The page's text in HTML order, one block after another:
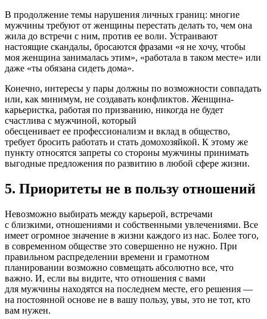
В продолжение темы нарушения личных границ: многие
мужчины требуют от женщины перестать делать то, чем она
жила до встречи с ним, против ее воли. Устраивают
настоящие скандалы, бросаются фразами «я не хочу, чтобы
моя женщина занималась этим», «работала в таком месте» или
даже «ты обязана сидеть дома».
Конечно, интересы у пары должны по возможности совпадать
или, как минимум, не создавать конфликтов. Женщина-
карьеристка, работая по призванию, никогда не будет
счастлива с мужчиной, который
обесценивает ее профессионализм и вклад в общество,
требует бросить работать и стать домохозяйкой. К этому же
пункту относятся запреты со стороны мужчины принимать
выгодные предложения по развитию в любой сфере жизни.
5. Приоритеты не в пользу отношений
Невозможно выбирать между карьерой, встречами
с близкими, отношениями и собственными увлечениями. Все
имеет огромное значение в жизни каждого из нас. Более того,
в современном обществе это совершенно не нужно. При
правильном распределении времени и грамотном
планировании возможно совмещать абсолютно все, что
важно. И, если вы видите, что отношения с вами
для мужчины находятся на последнем месте, его решения —
на постоянной основе не в вашу пользу, увы, это не тот, кто
вам нужен.